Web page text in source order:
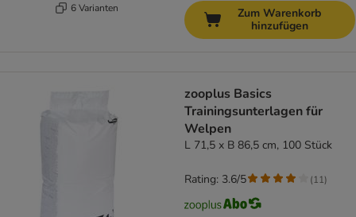
6 Varianten
Zum Warenkorb
hinzufügen
zooplus Basics
Trainingsunterlagen für
Welpen
L 71,5 x B 86,5 cm, 100 Stück
Rating: 3.6/5 (11)